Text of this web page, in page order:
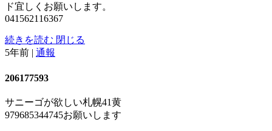
ド宜しくお願いします。
041562116367
続きを読む 閉じる
5年前 | 通報
206177593
サニーゴが欲しい札幌41黄
979685344745お願いします